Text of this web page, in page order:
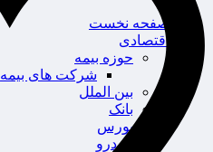
صفحه نخست
اقتصادی
حوزه بیمه
شرکت های بیمه
بین الملل
بانک
بورس
خودرو